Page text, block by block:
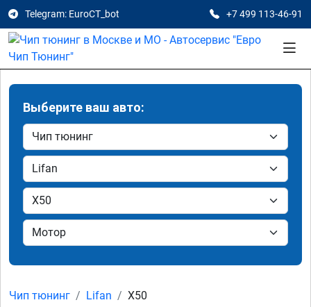
Telegram: EuroCT_bot +7 499 113-46-91
Выберите ваш авто:
Чип тюнинг Lifan X50